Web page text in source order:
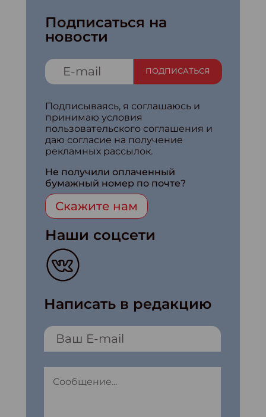
Подписаться на
новости
ПОДПИСАТЬСЯ
Подписываясь, я соглашаюсь и
принимаю условия
пользовательского соглашения и
даю согласие на получение
рекламных рассылок.
Не получили оплаченный
бумажный номер по почте?
Скажите нам
Наши соцсети
Написать в редакцию